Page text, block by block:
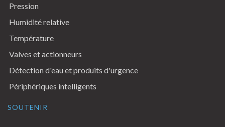
Pression
Humidité relative
Température
Valves et actionneurs
Détection d'eau et produits d'urgence
Périphériques intelligents
SOUTENIR